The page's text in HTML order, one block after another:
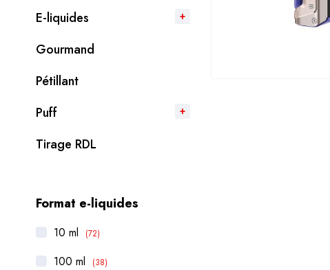
E-liquides
Gourmand
Pétillant
Puff
Tirage RDL
Format e-liquides
10 ml (72)
100 ml (38)